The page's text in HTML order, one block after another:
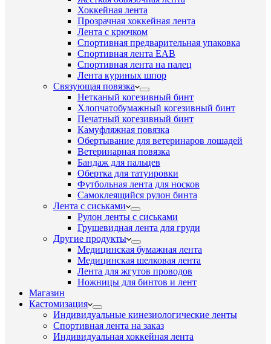
Хоккейная лента
Прозрачная хоккейная лента
Лента с крючком
Спортивная предварительная упаковка
Спортивная лента EAB
Спортивная лента на палец
Лента куриных шпор
Связующая повязка
Нетканый когезивный бинт
Хлопчатобумажный когезивный бинт
Печатный когезивный бинт
Камуфляжная повязка
Обертывание для ветеринаров лошадей
Ветеринарная повязка
Бандаж для пальцев
Обертка для татуировки
Футбольная лента для носков
Самоклеящийся рулон бинта
Лента с сиськами
Рулон ленты с сиськами
Грушевидная лента для груди
Другие продукты
Медицинская бумажная лента
Медицинская шелковая лента
Лента для жгутов проводов
Ножницы для бинтов и лент
Магазин
Кастомизация
Индивидуальные кинезиологические ленты
Спортивная лента на заказ
Индивидуальная хоккейная лента